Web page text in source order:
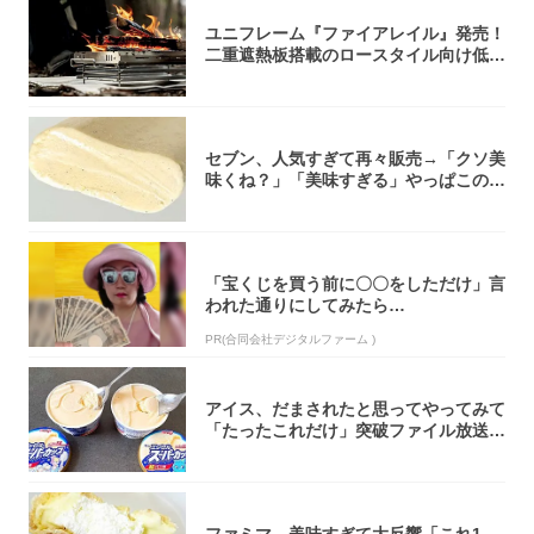
ユニフレーム『ファイアレイル』発売！
二重遮熱板搭載のロースタイル向け低型
セブン、人気すぎて再々販売→「クソ美
味くね？」「美味すぎる」やっぱこのク
「宝くじを買う前に〇〇をしただけ」言
われた通りにしてみたら…
PR(合同会社デジタルファーム )
アイス、だまされたと思ってやってみて
「たったこれだけ」突破ファイル放送で